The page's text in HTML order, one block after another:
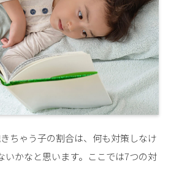
ちゃう子の割合は、何も対策しなけ
いかなと思います。ここでは7つの対